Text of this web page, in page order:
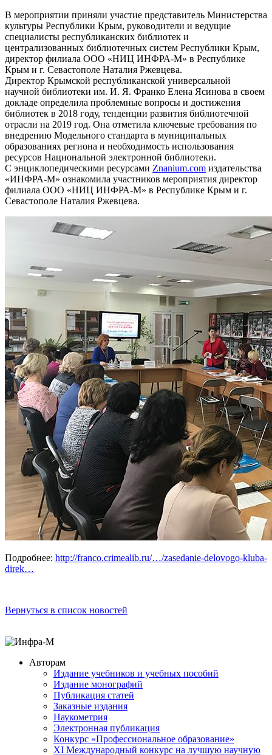
В мероприятии приняли участие представитель Министерства
культуры Республики Крым, руководители и ведущие
специалисты республиканских библиотек и
централизованных библиотечных систем Республики Крым,
директор филиала ООО «НИЦ ИНФРА-М» в Республике
Крым и г. Севастополе Наталия Ржевцева.
Директор Крымской республиканской универсальной
научной библиотеки им. И. Я. Франко Елена Ясинова в своем
докладе определила проблемные вопросы и достижения
библиотек в 2018 году, тенденции развития библиотечной
отрасли на 2019 год. Она отметила ключевые требования по
внедрению Модельного стандарта в муниципальных
образованиях региона и необходимость использования
ресурсов Национальной электронной библиотеки.
С энциклопедическими ресурсами Znanium.com издательства
«ИНФРА-М» ознакомила участников мероприятия директор
филиала ООО «НИЦ ИНФРА-М» в Республике Крым и г.
Севастополе Наталия Ржевцева.
Подробнее: http://franco.crimealib.ru/…/zasedanie-delovogo-kluba-
direk…
Вернуться в список новостей
Авторам
Издание учебников и учебных пособий
Издание монографий
Публикация статей
Заказные издания
Наукометрия
Электронная публикация
Конкурс «Профессиональное образование»
XI Международный конкурс на лучшую научную